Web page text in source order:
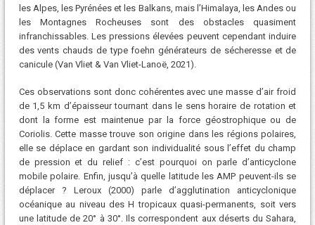
les Alpes, les Pyrénées et les Balkans, mais l’Himalaya, les Andes ou
les Montagnes Rocheuses sont des obstacles quasiment
infranchissables. Les pressions élevées peuvent cependant induire
des vents chauds de type foehn générateurs de sécheresse et de
canicule (Van Vliet & Van Vliet-Lanoë, 2021).
Ces observations sont donc cohérentes avec une masse d’air froid
de 1,5 km d’épaisseur tournant dans le sens horaire de rotation et
dont la forme est maintenue par la force géostrophique ou de
Coriolis. Cette masse trouve son origine dans les régions polaires,
elle se déplace en gardant son individualité sous l’effet du champ
de pression et du relief : c’est pourquoi on parle d’anticyclone
mobile polaire. Enfin, jusqu’à quelle latitude les AMP peuvent-ils se
déplacer ? Leroux (2000) parle d’agglutination anticyclonique
océanique au niveau des H tropicaux quasi-permanents, soit vers
une latitude de 20° à 30°. Ils correspondent aux déserts du Sahara,